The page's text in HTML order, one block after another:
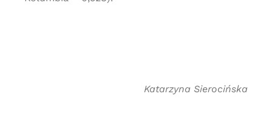
Katarzyna Sierocińska